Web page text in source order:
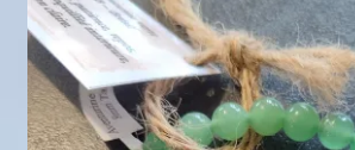
Mini géodes
Bougies lithothérapie